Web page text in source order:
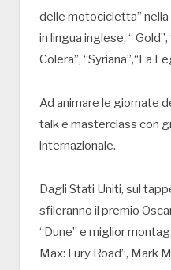
delle motocicletta”
in lingua inglese, “
Colera”, “Syriana”,“La
Ad animare le giornate
talk e masterclass con
internazionale.
Dagli Stati Uniti, sul
sfileranno il premio
“Dune” e miglior
Max: Fury Road”, Mark